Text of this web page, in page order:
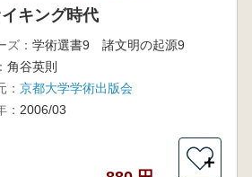
キング時代
ズ： 学術選書9 諸文明の起源9
角谷英則
： 京都大学学術出版会
： 2006/03
＋